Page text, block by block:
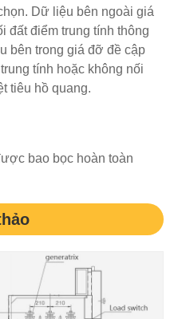
Dữ liệu bên ngoài giá
đất điểm trung tính thông
bên trong giá đỡ đề cập
tính hoặc không nối
tiêu hồ quang.
bao bọc hoàn toàn